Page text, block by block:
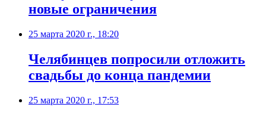
новые ограничения
25 марта 2020 г., 18:20
Челябинцев попросили отложить
свадьбы до конца пандемии
25 марта 2020 г., 17:53